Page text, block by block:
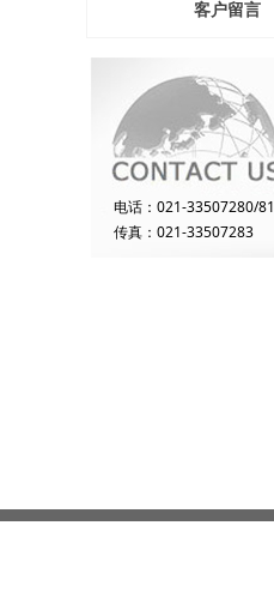
客户留言
电话：021-33507280/81
传真：021-33507283